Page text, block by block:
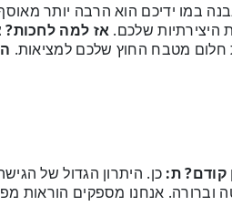
במו ידיכם הוא הרבה יותר
היצירתיות שלכם. אז למה לחכות?
חלום מטבח החוץ שלכם למציאות.
ת: כן. היתרון הגדול של
אנחנו מספקים הוראות